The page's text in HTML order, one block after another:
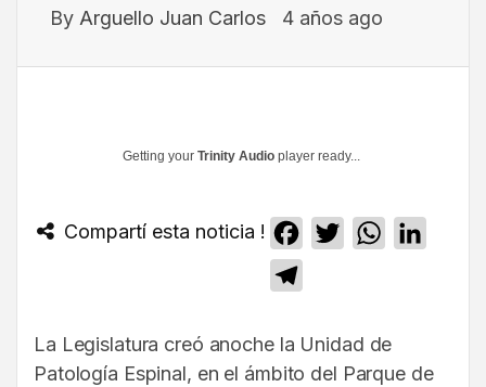
By Arguello Juan Carlos 4 años ago
Getting your Trinity Audio player ready...
Compartí esta noticia ! Facebook
TwitterWhatsApp
La Legislatura creó anoche la Unidad de
Patología Espinal, en el ámbito del Parque de